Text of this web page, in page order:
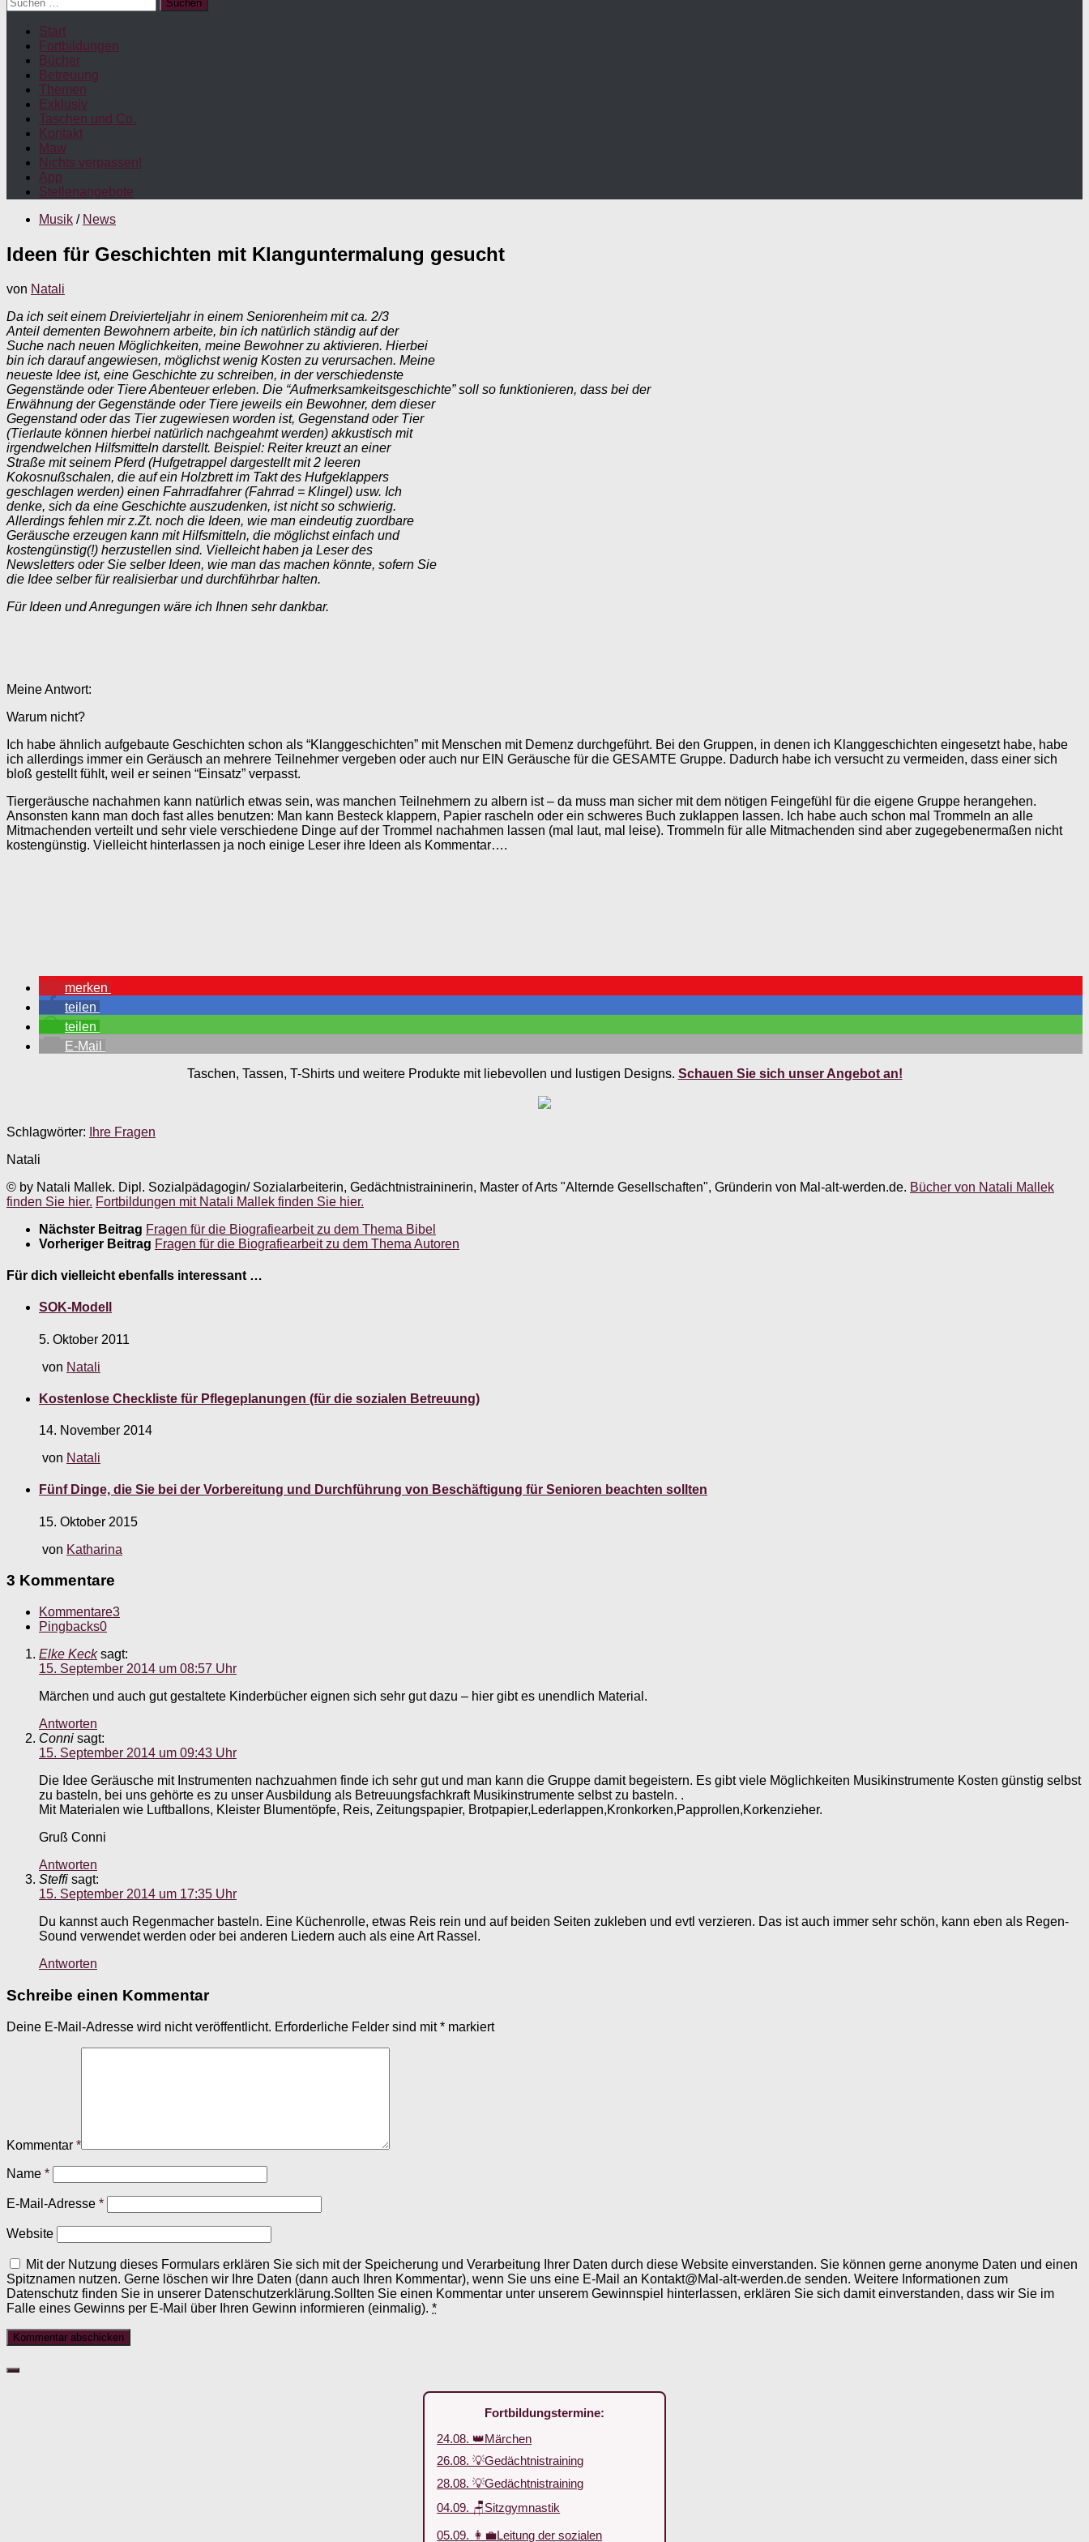
nach:
Start
Fortbildungen
Bücher
Betreuung
Themen
Exklusiv
Taschen und Co.
Kontakt
Maw
Nichts verpassen!
App
Stellenangebote
Musik / News
Ideen für Geschichten mit Klanguntermalung gesucht
von Natali
Da ich seit einem Dreivierteljahr in einem Seniorenheim mit ca. 2/3
Anteil dementen Bewohnern arbeite, bin ich natürlich ständig auf der
Suche nach neuen Möglichkeiten, meine Bewohner zu aktivieren. Hierbei
bin ich darauf angewiesen, möglichst wenig Kosten zu verursachen. Meine
neueste Idee ist, eine Geschichte zu schreiben, in der verschiedenste
Gegenstände oder Tiere Abenteuer erleben. Die “Aufmerksamkeitsgeschichte” soll so funktionieren, dass bei der
Erwähnung der Gegenstände oder Tiere jeweils ein Bewohner, dem dieser
Gegenstand oder das Tier zugewiesen worden ist, Gegenstand oder Tier
(Tierlaute können hierbei natürlich nachgeahmt werden) akkustisch mit
irgendwelchen Hilfsmitteln darstellt. Beispiel: Reiter kreuzt an einer
Straße mit seinem Pferd (Hufgetrappel dargestellt mit 2 leeren
Kokosnußschalen, die auf ein Holzbrett im Takt des Hufgeklappers
geschlagen werden) einen Fahrradfahrer (Fahrrad = Klingel) usw. Ich
denke, sich da eine Geschichte auszudenken, ist nicht so schwierig.
Allerdings fehlen mir z.Zt. noch die Ideen, wie man eindeutig zuordbare
Geräusche erzeugen kann mit Hilfsmitteln, die möglichst einfach und
kostengünstig(!) herzustellen sind. Vielleicht haben ja Leser des
Newsletters oder Sie selber Ideen, wie man das machen könnte, sofern Sie
die Idee selber für realisierbar und durchführbar halten.
Für Ideen und Anregungen wäre ich Ihnen sehr dankbar.
Meine Antwort:
Warum nicht?
Ich habe ähnlich aufgebaute Geschichten schon als “Klanggeschichten” mit Menschen mit Demenz durchgeführt. Bei den Gruppen, in denen ich Klanggeschichten eingesetzt habe, habe
ich allerdings immer ein Geräusch an mehrere Teilnehmer vergeben oder auch nur EIN Geräusche für die GESAMTE Gruppe. Dadurch habe ich versucht zu vermeiden, dass einer sich
bloß gestellt fühlt, weil er seinen “Einsatz” verpasst.
Tiergeräusche nachahmen kann natürlich etwas sein, was manchen Teilnehmern zu albern ist – da muss man sicher mit dem nötigen Feingefühl für die eigene Gruppe herangehen.
Ansonsten kann man doch fast alles benutzen: Man kann Besteck klappern, Papier rascheln oder ein schweres Buch zuklappen lassen. Ich habe auch schon mal Trommeln an alle
Mitmachenden verteilt und sehr viele verschiedene Dinge auf der Trommel nachahmen lassen (mal laut, mal leise). Trommeln für alle Mitmachenden sind aber zugegebenermaßen nicht
kostengünstig. Vielleicht hinterlassen ja noch einige Leser ihre Ideen als Kommentar….
merken
teilen
teilen
E-Mail
Taschen, Tassen, T-Shirts und weitere Produkte mit liebevollen und lustigen Designs. Schauen Sie sich unser Angebot an!
Schlagwörter:
Ihre Fragen
Natali
© by Natali Mallek. Dipl. Sozialpädagogin/ Sozialarbeiterin, Gedächtnistraininerin, Master of Arts "Alternde Gesellschaften", Gründerin von Mal-alt-werden.de. Bücher von Natali Mallek
finden Sie hier. Fortbildungen mit Natali Mallek finden Sie hier.
Nächster Beitrag Fragen für die Biografiearbeit zu dem Thema Bibel
Vorheriger Beitrag Fragen für die Biografiearbeit zu dem Thema Autoren
Für dich vielleicht ebenfalls interessant …
SOK-Modell
5. Oktober 2011
von Natali
Kostenlose Checkliste für Pflegeplanungen (für die sozialen Betreuung)
14. November 2014
von Natali
Fünf Dinge, die Sie bei der Vorbereitung und Durchführung von Beschäftigung für Senioren beachten sollten
15. Oktober 2015
von Katharina
3 Kommentare
Kommentare3
Pingbacks0
Elke Keck sagt:
15. September 2014 um 08:57 Uhr
Märchen und auch gut gestaltete Kinderbücher eignen sich sehr gut dazu – hier gibt es unendlich Material.
Antworten
Conni sagt:
15. September 2014 um 09:43 Uhr
Die Idee Geräusche mit Instrumenten nachzuahmen finde ich sehr gut und man kann die Gruppe damit begeistern. Es gibt viele Möglichkeiten Musikinstrumente Kosten günstig selbst
zu basteln, bei uns gehörte es zu unser Ausbildung als Betreuungsfachkraft Musikinstrumente selbst zu basteln. .
Mit Materialen wie Luftballons, Kleister Blumentöpfe, Reis, Zeitungspapier, Brotpapier,Lederlappen,Kronkorken,Papprollen,Korkenzieher.
Gruß Conni
Antworten
Steffi sagt:
15. September 2014 um 17:35 Uhr
Du kannst auch Regenmacher basteln. Eine Küchenrolle, etwas Reis rein und auf beiden Seiten zukleben und evtl verzieren. Das ist auch immer sehr schön, kann eben als Regen-
Sound verwendet werden oder bei anderen Liedern auch als eine Art Rassel.
Antworten
Schreibe einen Kommentar
Deine E-Mail-Adresse wird nicht veröffentlicht. Erforderliche Felder sind mit* markiert
Kommentar *
Name *
E-Mail-Adresse *
Website
Mit der Nutzung dieses Formulars erklären Sie sich mit der Speicherung und Verarbeitung Ihrer Daten durch diese Website einverstanden. Sie können gerne anonyme Daten und einen
Spitznamen nutzen. Gerne löschen wir Ihre Daten (dann auch Ihren Kommentar), wenn Sie uns eine E-Mail an Kontakt@Mal-alt-werden.de senden. Weitere Informationen zum
Datenschutz finden Sie in unserer Datenschutzerklärung.Sollten Sie einen Kommentar unter unserem Gewinnspiel hinterlassen, erklären Sie sich damit einverstanden, dass wir Sie im
Falle eines Gewinns per E-Mail über Ihren Gewinn informieren (einmalig). *
Fortbildungstermine:
24.08. 👑Märchen
26.08. 💡Gedächtnistraining
28.08. 💡Gedächtnistraining
04.09. 🪑Sitzgymnastik
05.09. 👩‍💼Leitung der sozialen